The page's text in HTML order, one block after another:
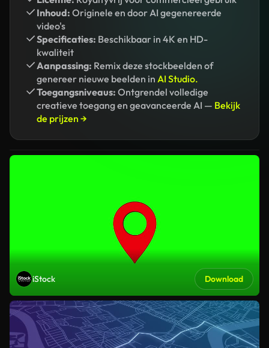
Inhoud: Originele en door AI gegenereerde
video's
Specificaties: Beschikbaar in 4K en HD-
kwaliteit
Aanpassing: Remix deze stockbeelden of
genereer nieuwe beelden in AI Studio.
Toegangsniveaus: Ontgrendel volledige
creatieve toegang en geavanceerde AI — Bekijk
de prijzen →
iStock Download